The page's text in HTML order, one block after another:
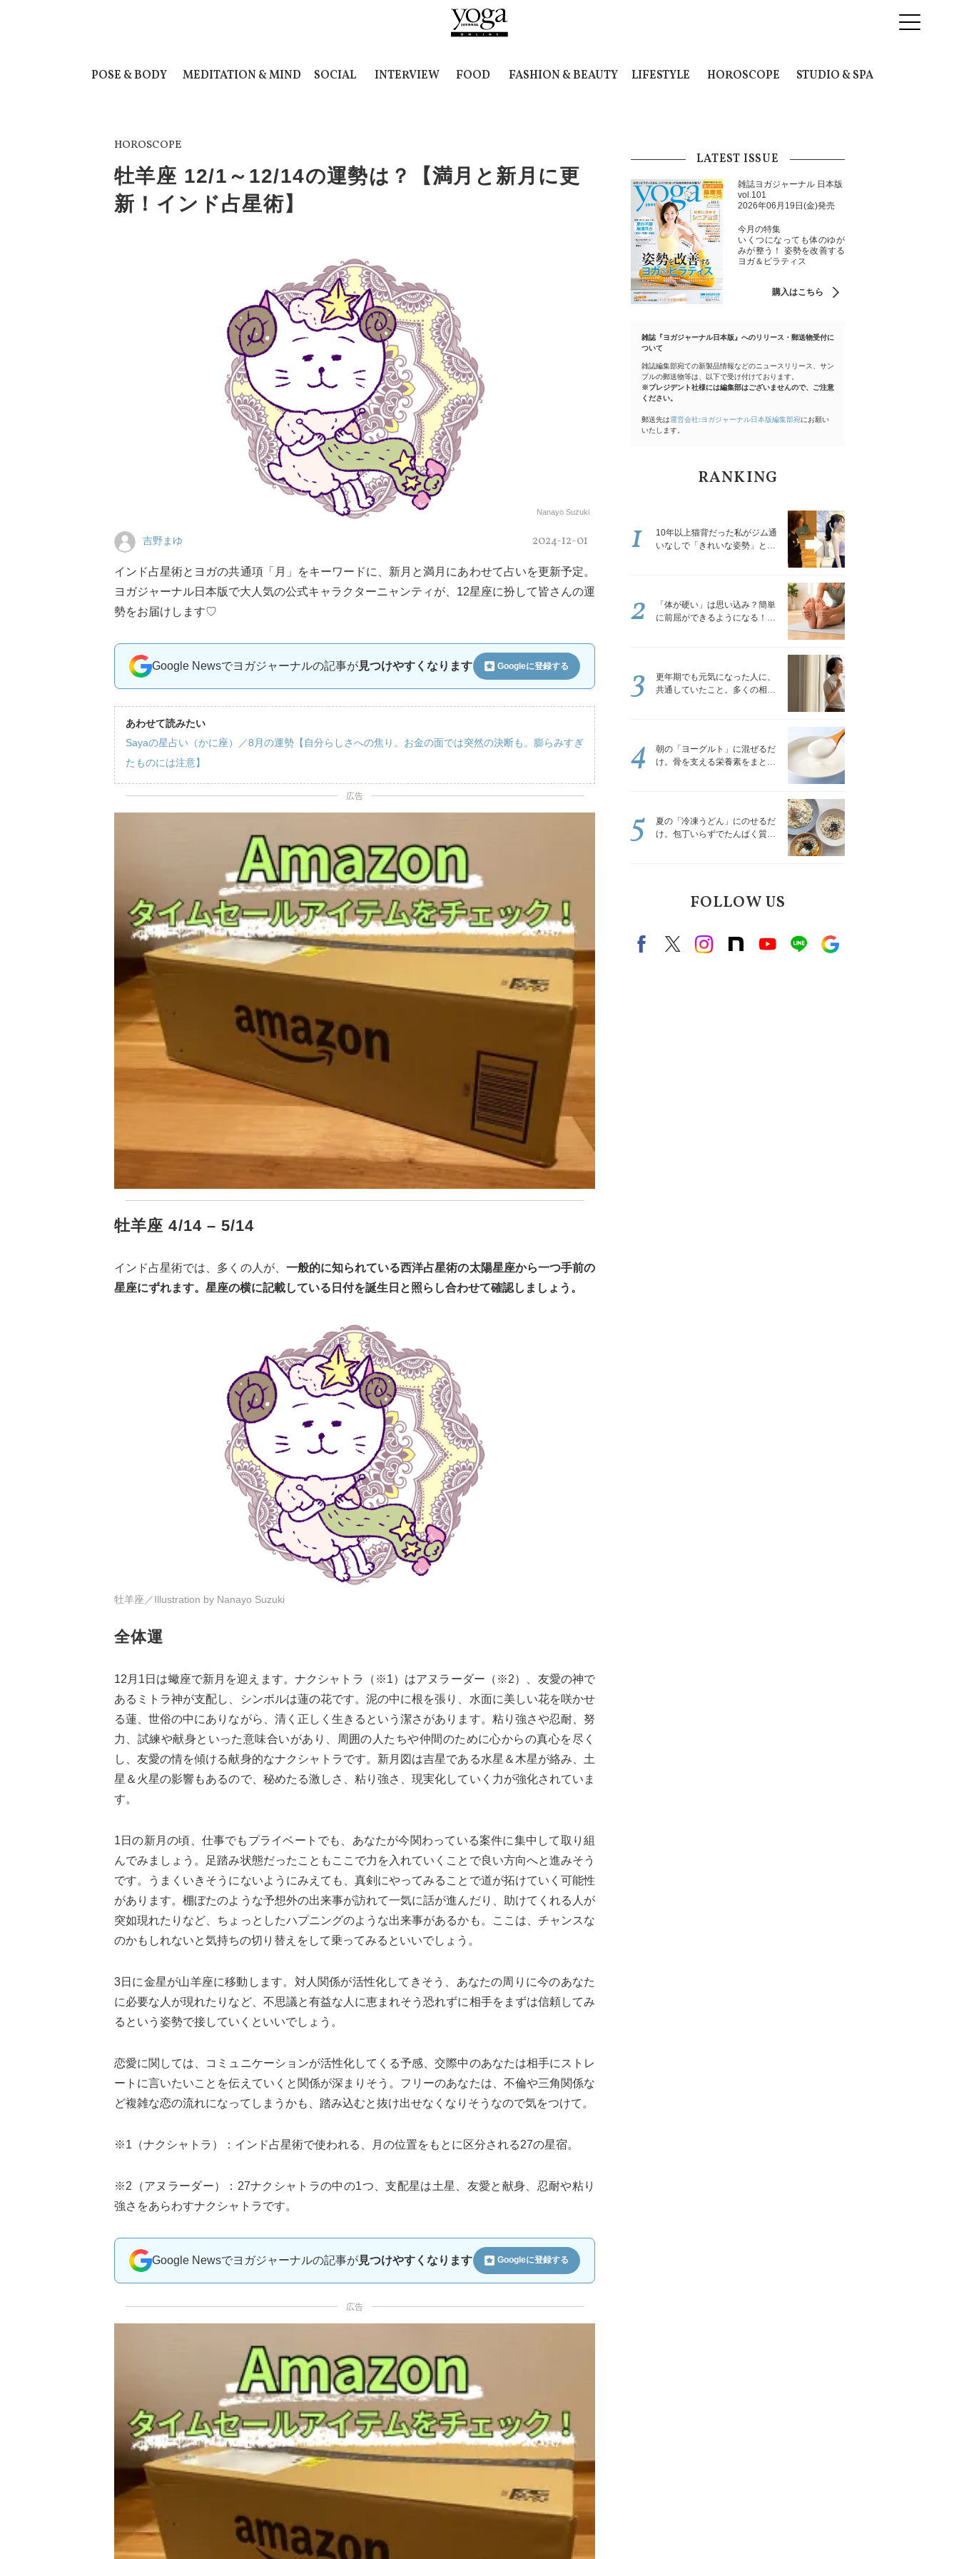
POSE & BODY MEDITATION & MIND SOCIAL INTERVIEW FOOD FASHION & BEAUTY LIFESTYLE HOROSCOPE STUDIO & SPA
HOROSCOPE
牡羊座 12/1～12/14の運勢は？【満月と新月に更
新！インド占星術】
Nanayo Suzuki
吉野まゆ 2024-12-01
インド占星術とヨガの共通項「月」をキーワードに、新月と満月にあわせて占いを更新予定。
ヨガジャーナル日本版で大人気の公式キャラクターニャンティが、12星座に扮して皆さんの運
勢をお届けします♡
Google Newsでヨガジャーナルの記事が見つけやすくなります Googleに登録する
あわせて読みたい
Sayaの星占い（かに座）／8月の運勢【自分らしさへの焦り。お金の面では突然の決断も。膨らみすぎ
たものには注意】
広告
牡羊座 4/14 – 5/14
インド占星術では、多くの人が、 一般的に知られている西洋占星術の太陽星座から一つ手前の
星座にずれます。星座の横に記載している日付を誕生日と照らし合わせて確認しましょう。
牡羊座／Illustration by Nanayo Suzuki
全体運
12月1日は蠍座で新月を迎えます。ナクシャトラ（※1）はアヌラーダー（※2）、友愛の神で
あるミトラ神が支配し、シンボルは蓮の花です。泥の中に根を張り、水面に美しい花を咲かせ
る蓮、世俗の中にありながら、清く正しく生きるという潔さがあります。粘り強さや忍耐、努
力、試練や献身といった意味合いがあり、周囲の人たちや仲間のために心からの真心を尽く
し、友愛の情を傾ける献身的なナクシャトラです。新月図は吉星である水星＆木星が絡み、土
星＆火星の影響もあるので、秘めたる激しさ、粘り強さ、現実化していく力が強化されていま
す。
1日の新月の頃、仕事でもプライベートでも、あなたが今関わっている案件に集中して取り組
んでみましょう。足踏み状態だったこともここで力を入れていくことで良い方向へと進みそう
です。うまくいきそうにないようにみえても、真剣にやってみることで道が拓けていく可能性
があります。棚ぼたのような予想外の出来事が訪れて一気に話が進んだり、助けてくれる人が
突如現れたりなど、ちょっとしたハプニングのような出来事があるかも。ここは、チャンスな
のかもしれないと気持ちの切り替えをして乗ってみるといいでしょう。
3日に金星が山羊座に移動します。対人関係が活性化してきそう、あなたの周りに今のあなた
に必要な人が現れたりなど、不思議と有益な人に恵まれそう恐れずに相手をまずは信頼してみ
るという姿勢で接していくといいでしょう。
恋愛に関しては、コミュニケーションが活性化してくる予感、交際中のあなたは相手にストレ
ートに言いたいことを伝えていくと関係が深まりそう。フリーのあなたは、不倫や三角関係な
ど複雑な恋の流れになってしまうかも、踏み込むと抜け出せなくなりそうなので気をつけて。
※1（ナクシャトラ）：インド占星術で使われる、月の位置をもとに区分される27の星宿。
※2（アヌラーダー）：27ナクシャトラの中の1つ、支配星は土星、友愛と献身、忍耐や粘り
強さをあらわすナクシャトラです。
Google Newsでヨガジャーナルの記事が見つけやすくなります Googleに登録する
広告
LATEST ISSUE
雑誌ヨガジャーナル 日本版
vol.101
2026年06月19日(金)発売
今月の特集
いくつになっても体のゆが
みが整う！ 姿勢を改善する
ヨガ＆ピラティス
購入はこちら
雑誌『ヨガジャーナル日本版』へのリリース・郵送物受付に
ついて
雑誌編集部宛ての新製品情報などのニュースリリース、サン
プルの郵送物等は、以下で受け付けております。
※プレジデント社様には編集部はございませんので、ご注意
ください。
郵送先は運営会社:ヨガジャーナル日本版編集部宛にお願い
いたします。
RANKING
10年以上猫背だった私がジム通
いなしで「きれいな姿勢」と褒
1
「体が硬い」は思い込み？簡単
に前屈ができるようになる！腿
2
更年期でも元気になった人に、
共通していたこと。多くの相談
3
朝の「ヨーグルト」に混ぜるだ
け。骨を支える栄養素をまとめ
4
夏の「冷凍うどん」にのせるだ
け。包丁いらずでたんぱく質を
5
FOLLOW US
FacebookX（旧twitter）
instagram
note Youtubeline